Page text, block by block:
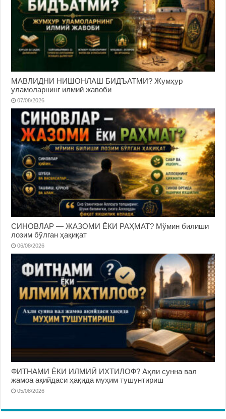
МАВЛИДНИ НИШОНЛАШ БИДЪАТМИ? Жумҳур
уламоларнинг илмий жавоби
07/08/2026
СИНОВЛАР — ЖАЗОМИ ЁКИ РАҲМАТ? Мўмин билиши
лозим бўлган ҳақиқат
06/08/2026
ФИТНАМИ ЁКИ ИЛМИЙ ИХТИЛОФ? Аҳли сунна вал
жамоа ақийдаси ҳақида муҳим тушунтириш
05/08/2026